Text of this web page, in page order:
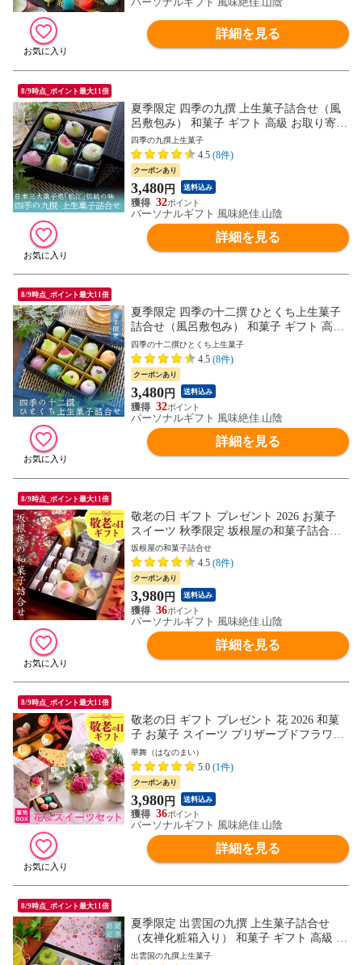
詳細を見る
8/9時点_ポイント最大11倍
夏季限定 四季の九撰 上生菓子詰合せ（風
呂敷包み） 和菓子 ギフト 高級 お取り寄せ
スイーツ 送料無料（北海道・沖縄を除く）
四季の九撰上生菓子
4.5 (8件)
クーポンあり
3,480円 送料込み
32
パーソナルギフト 風味絶佳.山陰
詳細を見る
8/9時点_ポイント最大11倍
夏季限定 四季の十二撰 ひとくち上生菓子
詰合せ（風呂敷包み） 和菓子 ギフト 高級
お取り寄せ スイーツ 送料無料（北海道・
沖縄を除く）
四季の十二撰ひとくち上生菓子
4.5 (8件)
クーポンあり
3,480円 送料込み
32
パーソナルギフト 風味絶佳.山陰
詳細を見る
8/9時点_ポイント最大11倍
敬老の日 ギフト プレゼント 2026 お菓子
スイーツ 秋季限定 坂根屋の和菓子詰合せ
（友禅化粧箱入り） 送料無料（北海道・沖
縄を除く） 敬老の日メッセージカード付き
坂根屋の和菓子詰合せ
4.5 (8件)
クーポンあり
3,980円 送料込み
36
パーソナルギフト 風味絶佳.山陰
詳細を見る
8/9時点_ポイント最大11倍
敬老の日 ギフト プレゼント 花 2026 和菓
子 お菓子 スイーツ プリザーブドフラワー
＆ひとくち上生菓子セット「華舞（はなの
まい）」 箪笥箱入り 送料無料（北海道・
沖縄を除く） 敬老の日メッセージカード付
き
華舞（はなのまい）
5.0 (1件)
クーポンあり
3,980円 送料込み
36
パーソナルギフト 風味絶佳.山陰
詳細を見る
8/9時点_ポイント最大11倍
夏季限定 出雲国の九撰 上生菓子詰合せ
（友禅化粧箱入り） 和菓子 ギフト 高級 お
取り寄せ スイーツ 送料無料（北海道・沖
出雲国の九撰上生菓子